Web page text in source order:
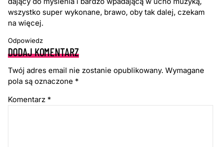
wszystko super wykonane, brawo, oby tak dalej, czekam
na więcej.
Odpowiedz
DODAJ KOMENTARZ
Twój adres email nie zostanie opublikowany. Wymagane
pola są oznaczone *
Komentarz *